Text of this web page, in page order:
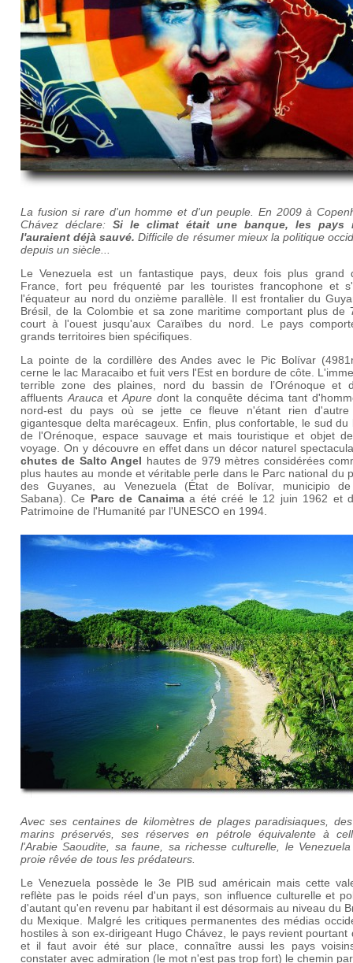
La fusion si rare d'un homme et d'un peuple. En 2009 à
Chávez déclare: Si le climat était une banque, les pays
l'auraient déjà sauvé. Difficile de résumer mieux la politique
depuis un siècle...
Le Venezuela est un fantastique pays, deux fois plus grand
France, fort peu fréquenté par les touristes francophone et
l'équateurau nord du onzième parallèle. Il est frontalier du
Brésil, de la Colombie et sa zone maritime comportant plus de
court à l'ouest jusqu'aux Caraïbes du nord. Le pays
grands territoires bien spécifiques.
La pointe de la cordillère des Andes avec le Pic Bolívar
cerne le lac Maracaibo et fuit vers l'Est en bordure de côte.
terrible zone des plaines, nord du bassin de l’Orénoque et
affluents Arauca et Apure dont la conquête décima tant
nord-est du pays où se jette ce fleuve n'étant rien d'autre
gigantesque delta marécageux. Enfin, plus confortable, le sud du
de l'Orénoque, espace sauvage et mais touristique et objet
voyage. On y découvre en effet dans un décor naturel
chutes de Salto Angel hautes de 979 mètres considérées
plus hautes au monde et véritable perle dans le Parc national du
des Guyanes, au Venezuela (État de Bolívar, municipio
Sabana). Ce Parc de Canaimaa été créé le 12 juin 1962 et
Patrimoine de l'Humanité par l'UNESCO en 1994.
Avec ses centaines de kilomètres de plages paradisiaques,
marins préservés, ses réserves en pétrole équivalente à
l'Arabie Saoudite, sa faune, sa richesse culturelle, le
proie rêvée de tous les prédateurs.
Le Venezuela possède le 3e PIB sud américain mais cette
reflète pas le poids réel d'un pays, son influence culturelle et
d'autant qu'en revenu par habitant il est désormais au niveau du
du Mexique. Malgré les critiques permanentes des médias
hostiles à son ex-dirigeant Hugo Chávez, le pays revient pourtant
et il faut avoir été sur place, connaître aussi les pays
constater avec admiration (le mot n'est pas trop fort) le chemin